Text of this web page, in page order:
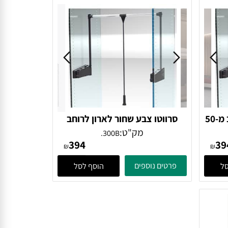
סרווטו צבע שחור לארון רוחב מ-50
₪
סרווטו צבע שחור לארון לרוחב
מ-75 עד 115 סממק"ט: 300B.
394